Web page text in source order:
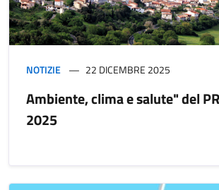
NOTIZIE 22 DICEMBRE 2025
Ambiente, clima e salute" del
2025